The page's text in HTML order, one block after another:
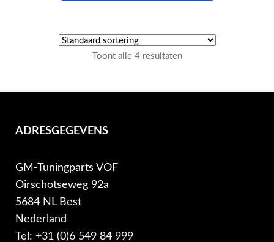
Toont alle 4 resultaten
ADRESGEGEVENS
GM-Tuningparts VOF
Oirschotseweg 92a
5684 NL Best
Nederland
Tel: +31 (0)6 549 84 999